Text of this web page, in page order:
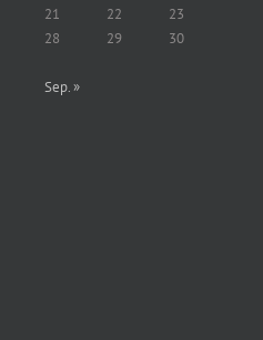
21 22
23
28 29
30
Sep. »